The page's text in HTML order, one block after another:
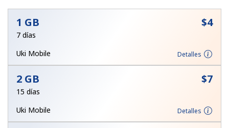
No se ha creado una contraseña
Mínimo 8 caracteres
Una letra mayúscula y una minúscula
Un caracter especial
1 GB ⁦$4⁩
7 días
Uki Mobile
Detalles
2 GB ⁦$7⁩
15 días
Uki Mobile
Detalles